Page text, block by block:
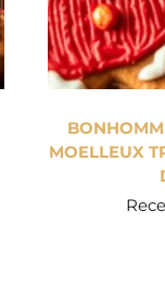
MOELLEUX